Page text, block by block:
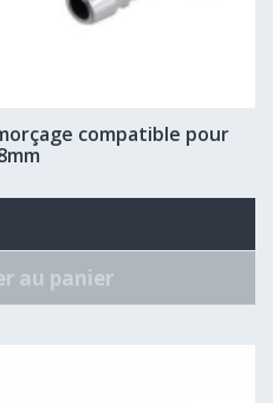
compatible pour
au panier